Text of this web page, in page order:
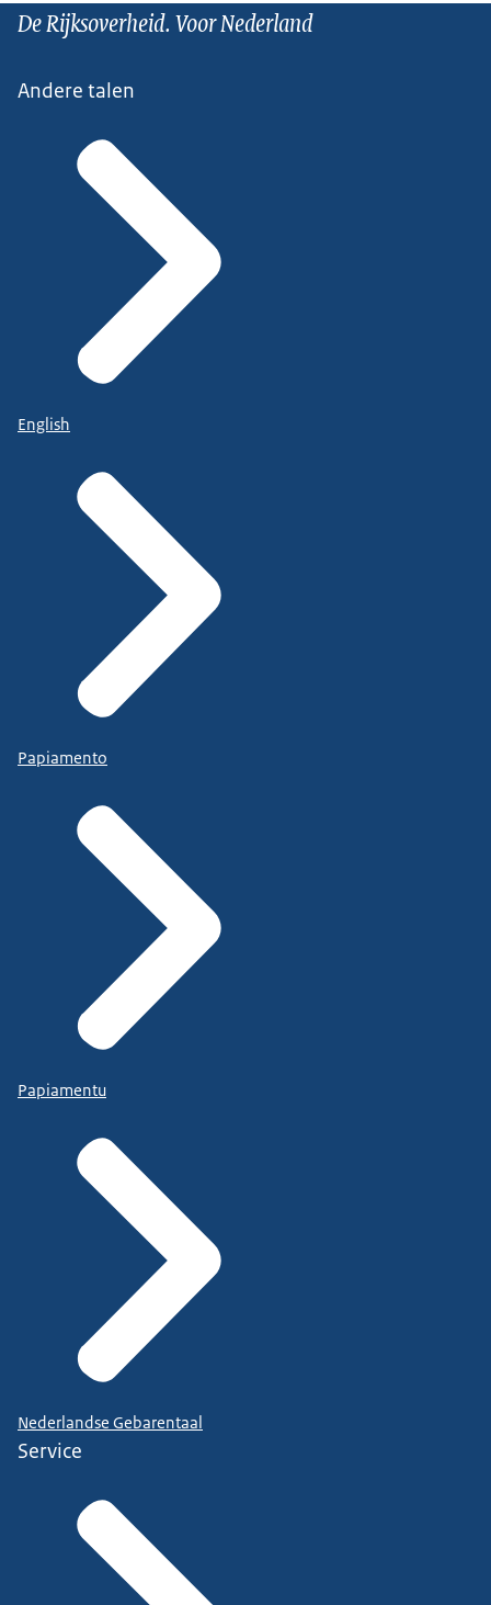
De Rijksoverheid. Voor Nederland
Andere talen
English
Papiamento
Papiamentu
Nederlandse Gebarentaal
Service